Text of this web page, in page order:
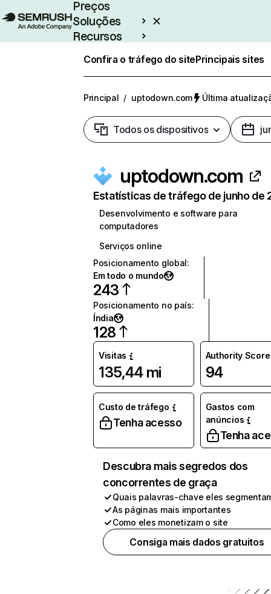
Preços
Soluções
Recursos
Confira o tráfego do sitePrincipais sites
Principal / uptodown.com Última
Todos os dispositivos
uptodown.com
Estatísticas de tráfego de junho de
Desenvolvimento e software para
computadores
Serviços online
Posicionamento global:
Em todo o mundo
243
Posicionamento no país:
Índia
128
Visitas
135,44 mi
Authority Score
94
Custo de tráfego
Tenha acesso
Gastos com
anúncios
Tenha
Descubra mais segredos dos
concorrentes de graça
Quais palavras-chave eles
As páginas mais importantes
Como eles monetizam o site
Consiga mais dados gratuitos